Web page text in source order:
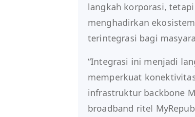
langkah korporasi,
menghadirkan
terintegrasi bagi
“Integrasi ini menjadi
memperkuat
infrastruktur backbone
broadband ritel